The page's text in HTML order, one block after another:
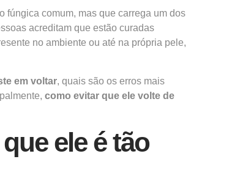
fúngica comum, mas que carrega um dos
acreditam que estão curadas
no ambiente ou até na própria pele,
em voltar, quais são os erros mais
como evitar que ele volte de
ele é tão